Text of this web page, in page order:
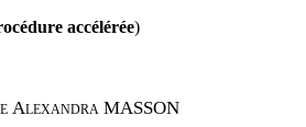
accélérée)
Alexandra MASSON